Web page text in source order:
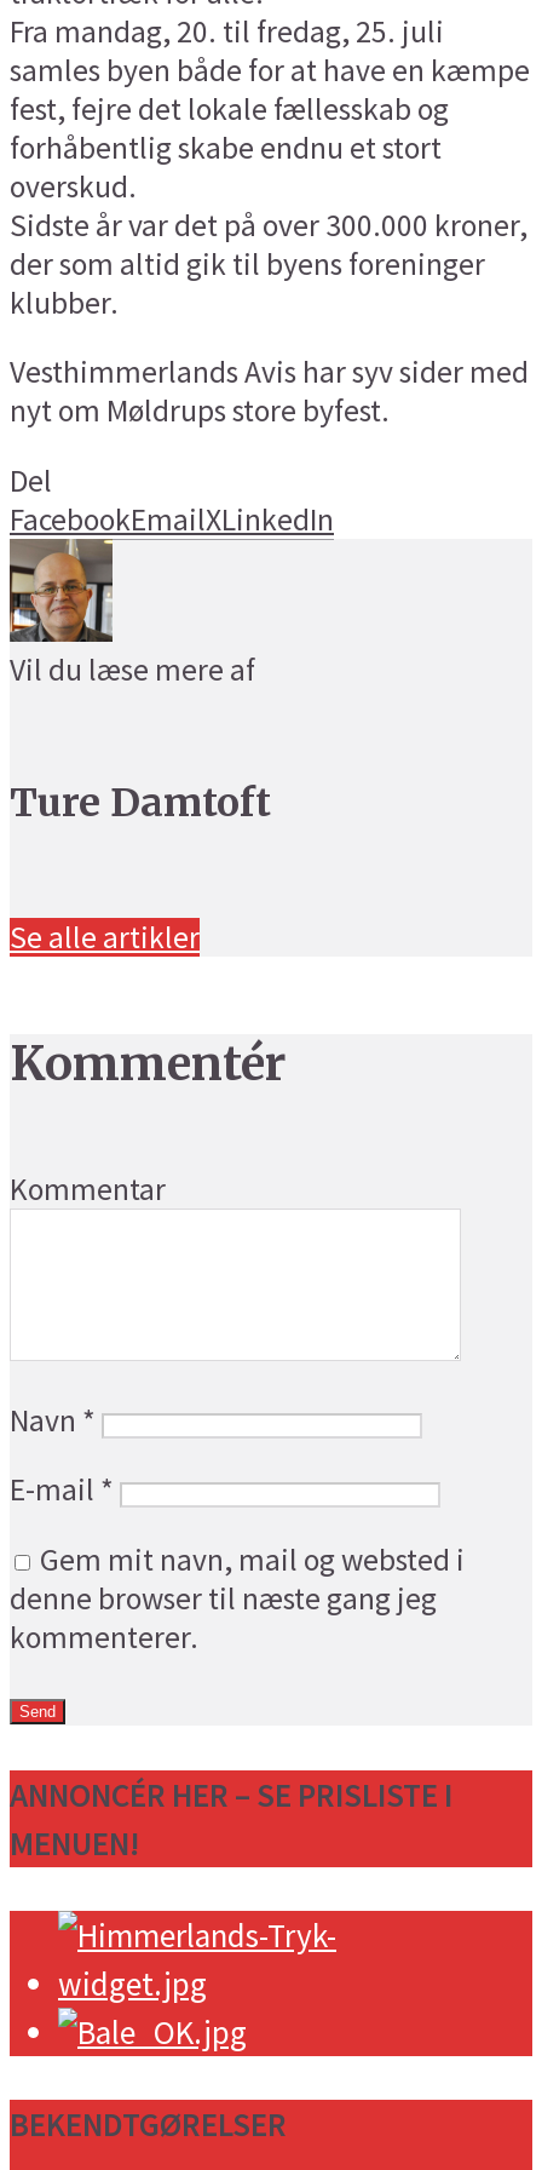
Fra mandag, 20. til fredag, 25. juli
samles byen både for at have en kæmpe
fest, fejre det lokale fællesskab og
forhåbentlig skabe endnu et stort
overskud.
Sidste år var det på over 300.000 kroner,
der som altid gik til byens foreninger
klubber.
Vesthimmerlands Avis har syv sider med
nyt om Møldrups store byfest.
Del
FacebookEmailXLinkedIn
Vil du læse mere af
Ture Damtoft
Se alle artikler
Kommentér
Kommentar
Navn *
E-mail *
Gem mit navn, mail og websted i
denne browser til næste gang jeg
kommenterer.
ANNONCÉR HER – SE PRISLISTE I
MENUEN!
BEKENDTGØRELSER